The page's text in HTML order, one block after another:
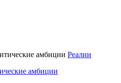
Реалии
амбиции